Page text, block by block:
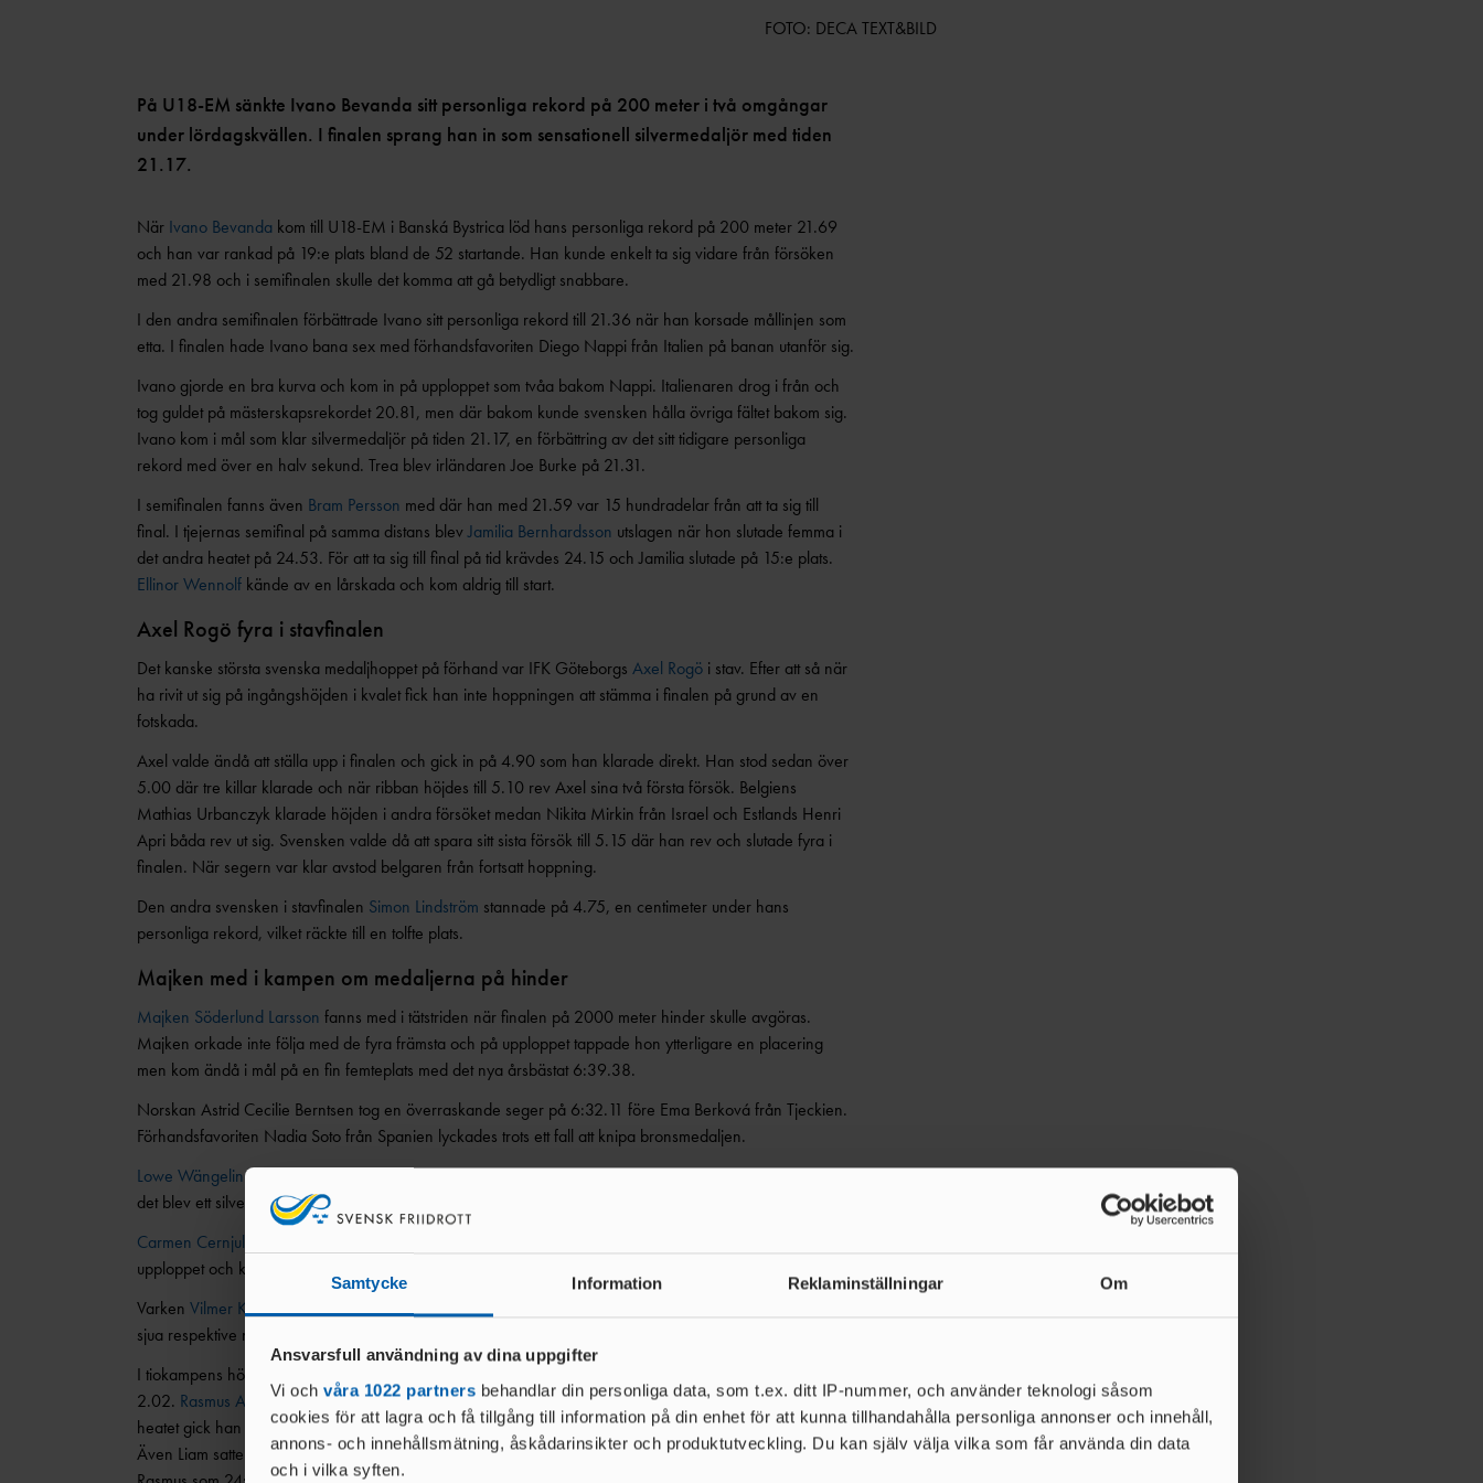
Samtycke Information Reklaminställningar Om
Ansvarsfull användning av dina uppgifter
Vi och våra 1022 partners behandlar din personliga data, som t.ex. ditt IP-nummer, och använder teknologi såsom
cookies för att lagra och få tillgång till information på din enhet för att kunna tillhandahålla personliga annonser och innehåll,
annons- och innehållsmätning, åskådarinsikter och produktutveckling. Du kan själv välja vilka som får använda din data
och i vilka syften.
FOTO: DECA TEXT&BILD
På U18-EM sänkte Ivano Bevanda sitt personliga rekord på 200 meter i två omgångar
under lördagskvällen. I finalen sprang han in som sensationell silvermedaljör med tiden
21.17.
När Ivano Bevanda kom till U18-EM i Banská Bystrica löd hans personliga rekord på 200 meter 21.69
och han var rankad på 19:e plats bland de 52 startande. Han kunde enkelt ta sig vidare från försöken
med 21.98 och i semifinalen skulle det komma att gå betydligt snabbare.
I den andra semifinalen förbättrade Ivano sitt personliga rekord till 21.36 när han korsade mållinjen som
etta. I finalen hade Ivano bana sex med förhandsfavoriten Diego Nappi från Italien på banan utanför sig.
Ivano gjorde en bra kurva och kom in på upploppet som tvåa bakom Nappi. Italienaren drog i från och
tog guldet på mästerskapsrekordet 20.81, men där bakom kunde svensken hålla övriga fältet bakom sig.
Ivano kom i mål som klar silvermedaljör på tiden 21.17, en förbättring av det sitt tidigare personliga
rekord med över en halv sekund. Trea blev irländaren Joe Burke på 21.31.
I semifinalen fanns även Bram Persson med där han med 21.59 var 15 hundradelar från att ta sig till
final. I tjejernas semifinal på samma distans blevJamilia Bernhardsson utslagen när hon slutade femma i
det andra heatet på 24.53. För att ta sig till final på tid krävdes 24.15 och Jamilia slutade på 15:e plats.
Ellinor Wennolfkände av en lårskada och kom aldrig till start.
Axel Rogö fyra i stavfinalen
Det kanske största svenska medaljhoppet på förhand var IFK Göteborgs Axel Rogöi stav. Efter att så när
ha rivit ut sig på ingångshöjden i kvalet fick han inte hoppningen att stämma i finalen på grund av en
fotskada.
Axel valde ändå att ställa upp i finalen och gick in på 4.90 som han klarade direkt. Han stod sedan över
5.00 där tre killar klarade och när ribban höjdes till 5.10 rev Axel sina två första försök. Belgiens
Mathias Urbanczyk klarade höjden i andra försöket medan Nikita Mirkin från Israel och Estlands Henri
Apri båda rev ut sig. Svensken valde då att spara sitt sista försök till 5.15 där han rev och slutade fyra i
finalen. När segern var klar avstod belgaren från fortsatt hoppning.
Den andra svensken i stavfinalen Simon Lindström stannade på 4.75, en centimeter under hans
personliga rekord, vilket räckte till en tolfte plats.
Majken med i kampen om medaljerna på hinder
Majken Söderlund Larsson fanns med i tätstriden när finalen på 2000 meter hinder skulle avgöras.
Majken orkade inte följa med de fyra främsta och på upploppet tappade hon ytterligare en placering
men kom ändå i mål på en fin femteplats med det nya årsbästat 6:39.38.
Norskan Astrid Cecilie Berntsen tog en överraskande seger på 6:32.11 före Ema Berková från Tjeckien.
Förhandsfavoriten Nadia Soto från Spanien lyckades trots ett fall att knipa bronsmedaljen.
Lowe Wängelinslutade tia i släggfinalen på 65.26. Tidigare under dagen blev han tolva i kulfinalen där
det blev ett silver för Ludvig Ellgren.
Carmen Cernjul
upploppet och klockan stannade på 2:07.48 för Carmen som springer final under söndagen.
Varken Vilmer KarlssonellerJacob Åhmanvar nära att ta sig till final på killarnas 800 meter. De slutade
sjua respektive nia i sina semifinaler.
I tiokampens höjd imponerade
2.02. Rasmus Arnellstannade på 1.78 men på 400 meter var det Rasmus tur att imponera. I det tredje
heatet gick han i mål som etta på 50.01, en förbättring av det personliga rekordet med 99 hundradelar.
Även Liam satte personligt rekord med 53.15 och efter den första dagen låg han åtta i totalen med